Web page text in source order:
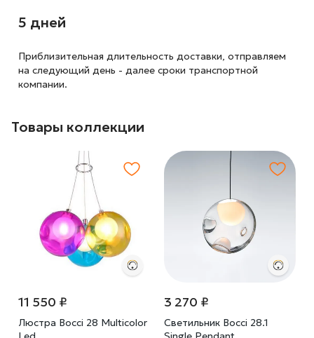
5 дней
Приблизительная длительность доставки, отправляем
на следующий день - далее сроки транспортной
компании.
Товары коллекции
11 550 ₽
Люстра Bocci 28 Multicolor
3 270 ₽
Светильник Bocci 28.1